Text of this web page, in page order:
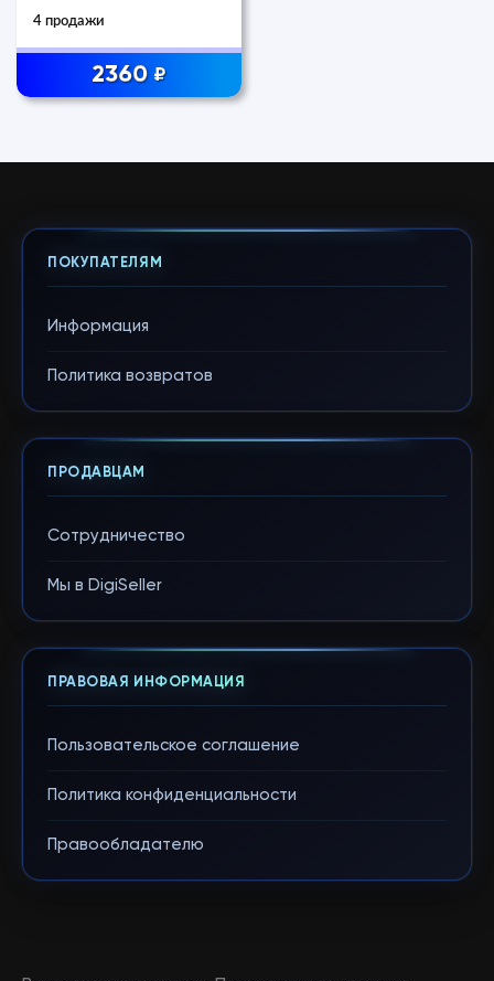
4 продажи
2360 ₽
ПОКУПАТЕЛЯМ
Информация
Политика возвратов
ПРОДАВЦАМ
Сотрудничество
Мы в DigiSeller
ПРАВОВАЯ ИНФОРМАЦИЯ
Пользовательское соглашение
Политика конфиденциальности
Правообладателю